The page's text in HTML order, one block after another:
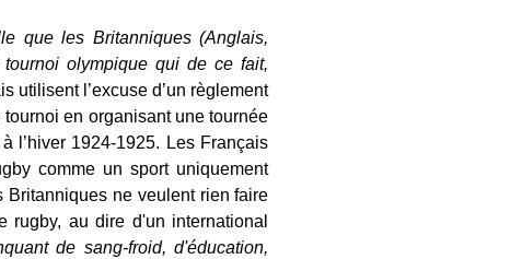
que les Britanniques (Anglais,
olympique qui de ce fait,
utilisent l’excuse d’un règlement
en organisant une tournée
l’hiver 1924-1925. Les Français
comme un sport uniquement
Britanniques ne veulent rien faire
au dire d'un international
de sang-froid, d'éducation,